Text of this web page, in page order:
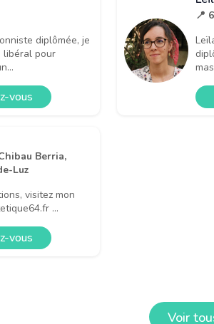
diplômée, je
libéral pour
vous
📍
Berria,
Luz
visitez mon
...
vous
Voir